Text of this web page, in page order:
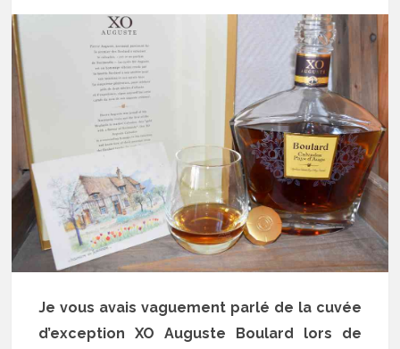
Je vous avais vaguement parlé de la cuvée
d’exception XO Auguste Boulard lors de